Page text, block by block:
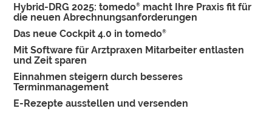
Hybrid-DRG 2025: tomedo® macht Ihre Praxis fit für
die neuen Abrechnungsanforderungen
Das neue Cockpit 4.0 in tomedo®
Mit Software für Arztpraxen Mitarbeiter entlasten
und Zeit sparen
Einnahmen steigern durch besseres
Terminmanagement
E-Rezepte ausstellen und versenden